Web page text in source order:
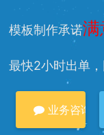
模板制作承诺
最快2小时出单
业务咨询